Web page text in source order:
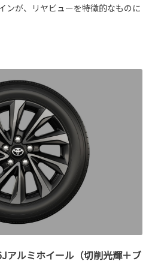
ンが、リヤビューを特徴的なものに
ルミホイール（切削光輝＋ブ